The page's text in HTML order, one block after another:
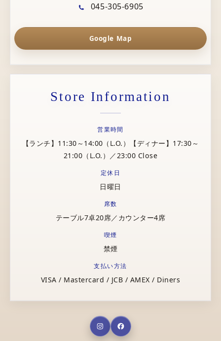
045-305-6905
Google Map
Store Information
営業時間
【ランチ】11:30～14:00（L.O.）【ディナー】17:30～
21:00（L.O.）／23:00 Close
定休日
日曜日
席数
テーブル7卓20席／カウンター4席
喫煙
禁煙
支払い方法
VISA / Mastercard / JCB / AMEX / Diners